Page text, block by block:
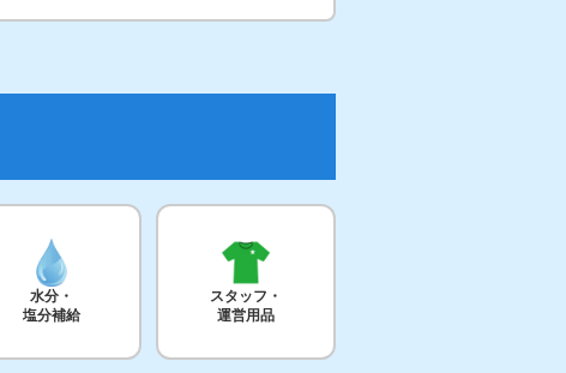
水分・
塩分補給
スタッフ・
運営用品